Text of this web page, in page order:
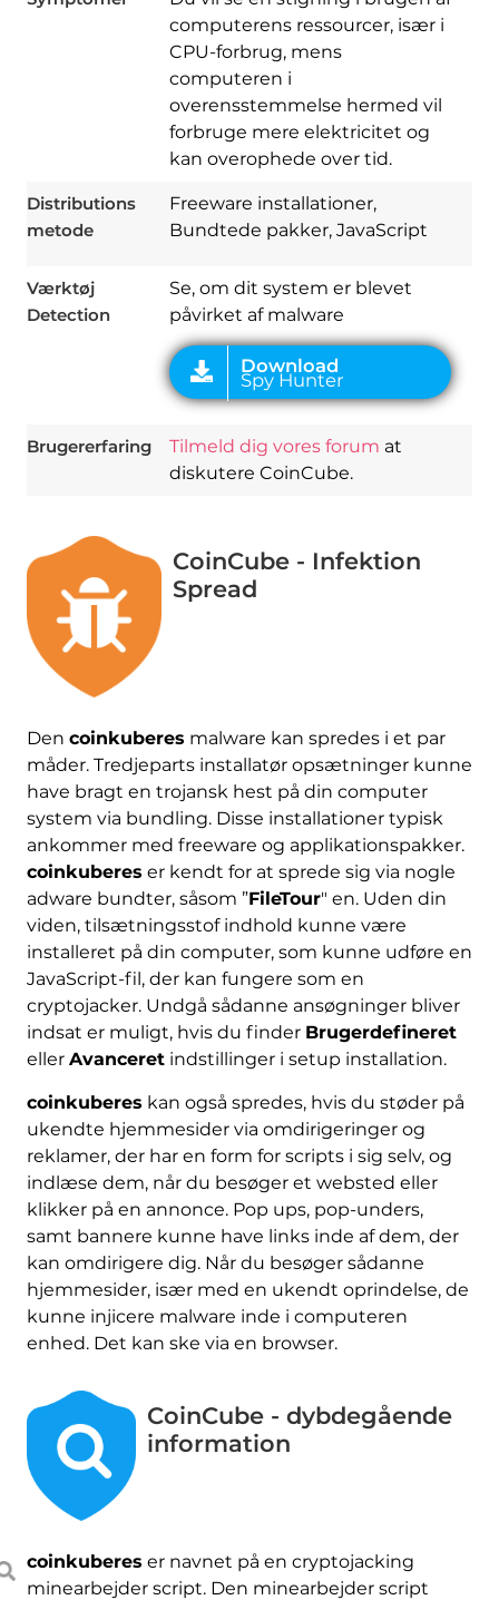
​​computerens ressourcer, især i
CPU-forbrug, mens
computeren i
overensstemmelse hermed vil
forbruge mere elektricitet og
kan overophede over tid.
Distributions
metode
Freeware installationer,
Bundtede pakker, JavaScript
Værktøj
Detection
Se, om dit system er blevet
påvirket af malware
Download
Spy Hunter
Brugererfaring Tilmeld dig vores forum at
diskutere CoinCube.
CoinCube - Infektion
Spread
Den coinkuberes malware kan spredes i et par
måder. Tredjeparts installatør opsætninger kunne
have bragt en trojansk hest på din computer
system via bundling. Disse installationer typisk
ankommer med freeware og applikationspakker.
coinkuberes er kendt for at sprede sig via nogle
adware bundter, såsom ”FileTour" en. Uden din
viden, tilsætningsstof indhold kunne være
installeret på din computer, som kunne udføre en
JavaScript-fil, der kan fungere som en
cryptojacker. Undgå sådanne ansøgninger bliver
indsat er muligt, hvis du finder Brugerdefineret
eller Avanceretindstillinger i setup installation.
coinkuberes kan også spredes, hvis du støder på
ukendte hjemmesider via omdirigeringer og
reklamer, der har en form for scripts i sig selv, og
indlæse dem, når du besøger et websted eller
klikker på en annonce. Pop ups, pop-unders,
samt bannere kunne have links inde af dem, der
kan omdirigere dig. Når du besøger sådanne
hjemmesider, især med en ukendt oprindelse, de
kunne injicere malware inde i computeren
enhed. Det kan ske via en browser.
CoinCube - dybdegående
information
coinkuberes er navnet på en cryptojacking
minearbejder script. Den minearbejder script